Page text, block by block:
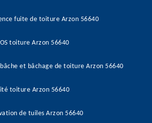
fuite de toiture Arzon 56640
toiture Arzon 56640
et bâchage de toiture Arzon 56640
toiture Arzon 56640
de tuiles Arzon 56640